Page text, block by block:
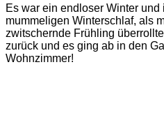
Es war ein endloser Winter und
mummeligen Winterschlaf, als
zwitschernde Frühling
zurück und es ging ab in den
Wohnzimmer!